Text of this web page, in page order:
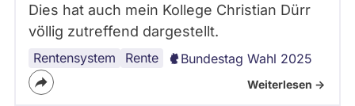
Dies hat auch mein Kollege Christian Dürr
völlig zutreffend dargestellt.
Rentensystem Rente Bundestag Wahl 2025
Weiterlesen ->